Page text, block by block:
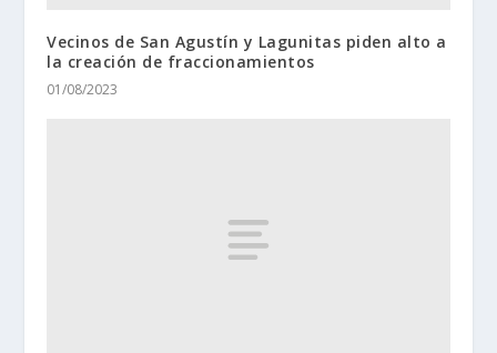
Vecinos de San Agustín y Lagunitas piden alto a
la creación de fraccionamientos
01/08/2023